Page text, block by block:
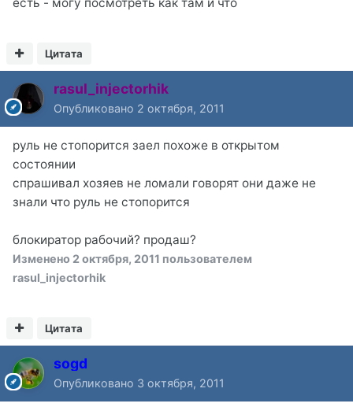
Цитата
rasul_injectorhik
Опубликовано 2 октября, 2011
руль не стопорится заел похоже в открытом
состоянии
спрашивал хозяев не ломали говорят они даже не
знали что руль не стопорится
блокиратор рабочий? продаш?
Изменено 2 октября, 2011 пользователем
rasul_injectorhik
Цитата
sogd
Опубликовано 3 октября, 2011